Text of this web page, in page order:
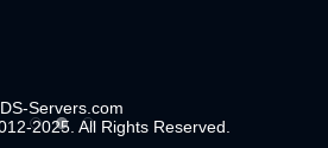
DS-Servers.com
2025. All Rights Reserved.